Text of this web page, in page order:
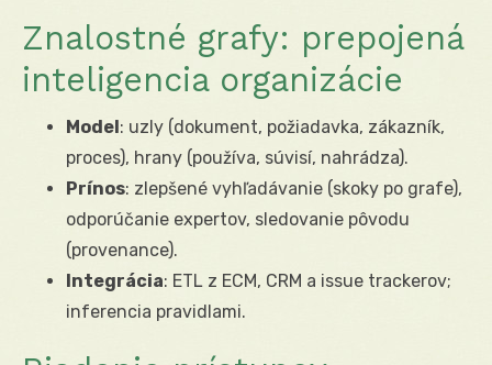
Znalostné grafy: prepojená
inteligencia organizácie
Model: uzly (dokument, požiadavka, zákazník,
proces), hrany (používa, súvisí, nahrádza).
Prínos: zlepšené vyhľadávanie (skoky po grafe),
odporúčanie expertov, sledovanie pôvodu
(provenance).
Integrácia: ETL z ECM, CRM a issue trackerov;
inferencia pravidlami.